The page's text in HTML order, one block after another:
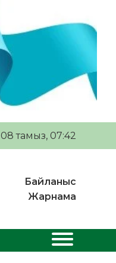
08 тамыз, 07:42
Байланыс
Жарнама